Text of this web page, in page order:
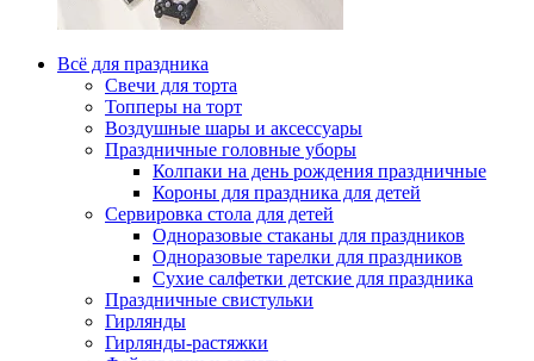
Всё для праздника
Свечи для торта
Топперы на торт
Воздушные шары и аксессуары
Праздничные головные уборы
Колпаки на день рождения праздничные
Короны для праздника для детей
Сервировка стола для детей
Одноразовые стаканы для праздников
Одноразовые тарелки для праздников
Сухие салфетки детские для праздника
Праздничные свистульки
Гирлянды
Гирлянды-растяжки